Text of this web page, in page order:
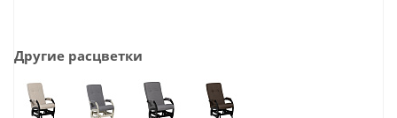
Другие расцветки